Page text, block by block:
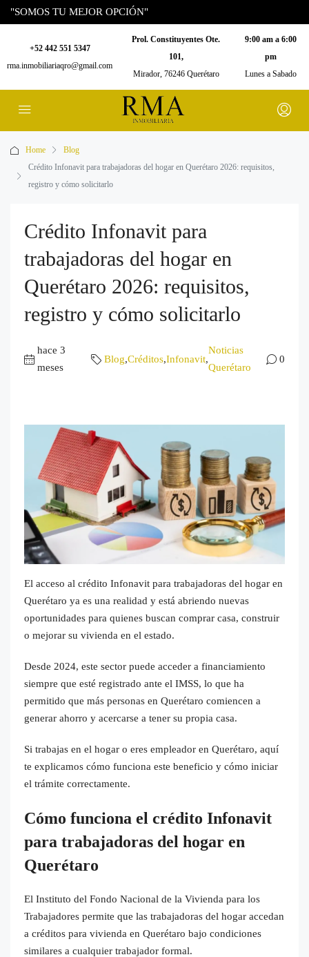
"SOMOS TU MEJOR OPCIÓN"
+52 442 551 5347
rma.inmobiliariaqro@gmail.com
Prol. Constituyentes Ote.
101,
Mirador, 76246 Querétaro
9:00 am a 6:00
pm
Lunes a Sabado
Home
Blog
Crédito Infonavit para trabajadoras del hogar en Querétaro 2026: requisitos,
registro y cómo solicitarlo
Crédito Infonavit para
trabajadoras del hogar en
Querétaro 2026: requisitos,
registro y cómo solicitarlo
hace 3
meses
Blog,Créditos,Infonavit,
Noticias
Querétaro
0
El acceso al crédito Infonavit para trabajadoras del hogar en
Querétaro ya es una realidad y está abriendo nuevas
oportunidades para quienes buscan comprar casa, construir
o mejorar su vivienda en el estado.
Desde 2024, este sector puede acceder a financiamiento
siempre que esté registrado ante el IMSS, lo que ha
permitido que más personas en Querétaro comiencen a
generar ahorro y acercarse a tener su propia casa.
Si trabajas en el hogar o eres empleador en Querétaro, aquí
te explicamos cómo funciona este beneficio y cómo iniciar
el trámite correctamente.
Cómo funciona el crédito Infonavit
para trabajadoras del hogar en
Querétaro
El Instituto del Fondo Nacional de la Vivienda para los
Trabajadores permite que las trabajadoras del hogar accedan
a créditos para vivienda en Querétaro bajo condiciones
similares a cualquier trabajador formal.